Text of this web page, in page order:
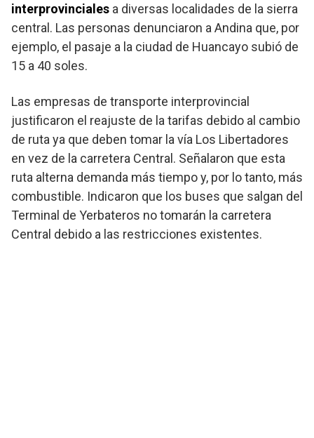
interprovinciales a diversas localidades de la sierra
central. Las personas denunciaron a Andina que, por
ejemplo, el pasaje a la ciudad de Huancayo subió de
15 a 40 soles.
Las empresas de transporte interprovincial
justificaron el reajuste de la tarifas debido al cambio
de ruta ya que deben tomar la vía Los Libertadores
en vez de la carretera Central. Señalaron que esta
ruta alterna demanda más tiempo y, por lo tanto, más
combustible. Indicaron que los buses que salgan del
Terminal de Yerbateros no tomarán la carretera
Central debido a las restricciones existentes.